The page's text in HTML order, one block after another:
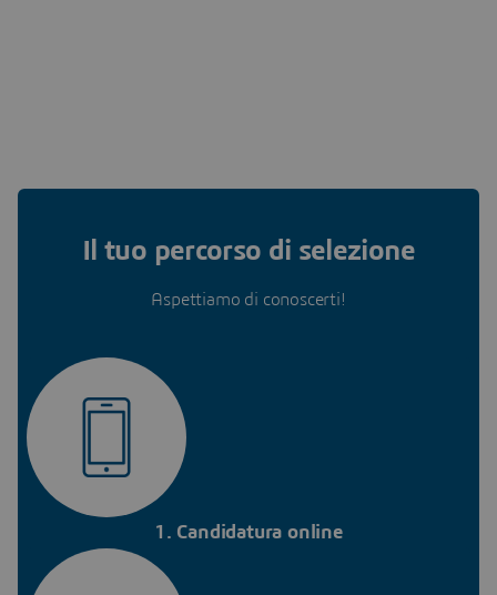
Il tuo percorso di selezione
Aspettiamo di conoscerti!
1. Candidatura online